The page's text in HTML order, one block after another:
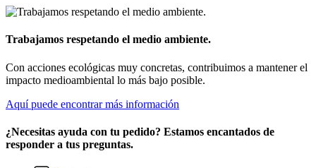
Trabajamos respetando el medio ambiente.
Con acciones ecológicas muy concretas, contribuimos a mantener el
impacto medioambiental lo más bajo posible.
Aquí puede encontrar más información
¿Necesitas ayuda con tu pedido? Estamos encantados de
responder a tus preguntas.